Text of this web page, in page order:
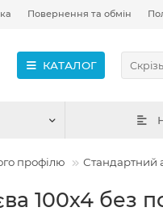
Повернення та обмін
КАТАЛОГ Скрізь
профілю Стандартний
100х4 без